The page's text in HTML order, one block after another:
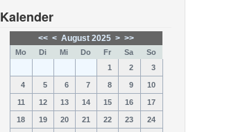
Kalender
<< < August 2025 > >>
Mo Di Mi Do Fr Sa
So
1
2 3
4 5 6 7 8 9 10
11 12 13 14 15 16 17
18 19 20 21 22 23 24